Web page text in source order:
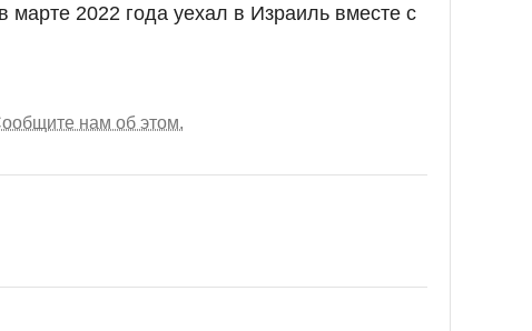
марте 2022 года уехал в Израиль вместе с
нам об этом.